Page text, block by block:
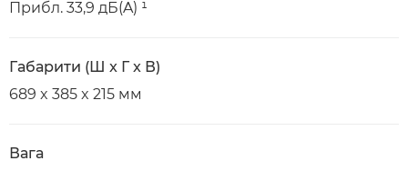
Прибл. 33,9 дБ(A) ¹
Габарити (Ш x Г x В)
689 x 385 x 215 мм
Вага